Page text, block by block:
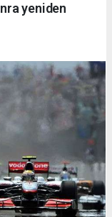
yeniden